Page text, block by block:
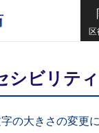
シビリティ
の大きさの変更